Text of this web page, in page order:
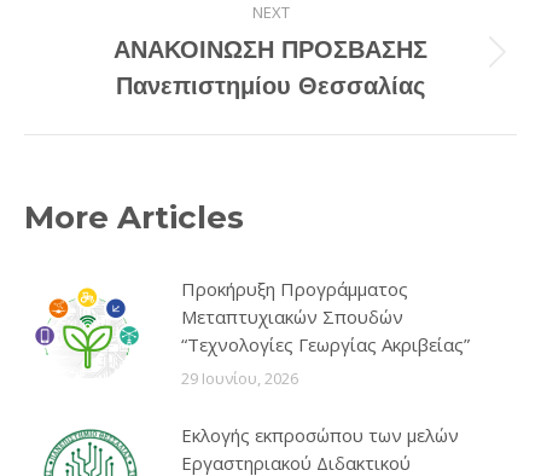
NEXT
Next
post:
ΑΝΑΚΟΙΝΩΣΗ ΠΡΟΣΒΑΣΗΣ
Πανεπιστημίου Θεσσαλίας
More Articles
Προκήρυξη Προγράμματος
Μεταπτυχιακών Σπουδών
“Τεχνολογίες Γεωργίας Ακριβείας”
29 Ιουνίου, 2026
Εκλογής εκπροσώπου των μελών
Εργαστηριακού Διδακτικού